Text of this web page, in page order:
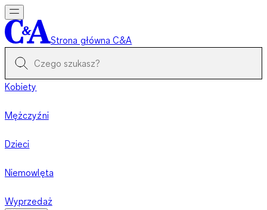
Strona główna C&A
Kobiety
Mężczyźni
Dzieci
Niemowlęta
Wyprzedaż